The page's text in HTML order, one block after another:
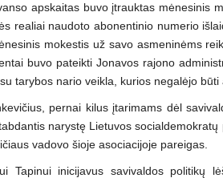
apskaitas buvo įtrauktas mėnesinis
realiai naudoto abonentinio numerio
mokestis už savo asmeninėms
buvo pateikti Jonavos rajono
tarybos nario veikla, kurios negalėjo būti
pernai kilus įtarimams dėl
narystę Lietuvos
vadovo šioje asociacijoje pareigas.
Tapinui inicijavus savivaldos politikų